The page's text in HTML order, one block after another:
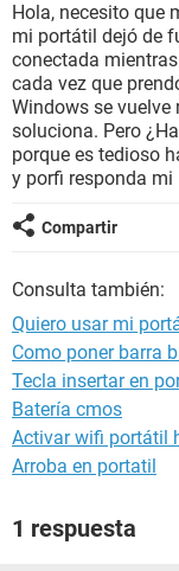
Hola, necesito que
mi portátil dejó de
conectada
cada vez que
Windows se vuelve
soluciona. Pero
porque es tedioso
y porfi responda mi
Compartir
Consulta también:
Quiero usar mi
Como poner barra
Tecla insertar en
Batería cmos
Activar wifi portátil
Arroba en portatil
1 respuesta